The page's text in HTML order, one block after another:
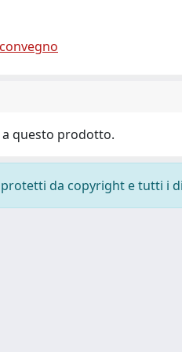
questo prodotto.
da copyright e tutti i